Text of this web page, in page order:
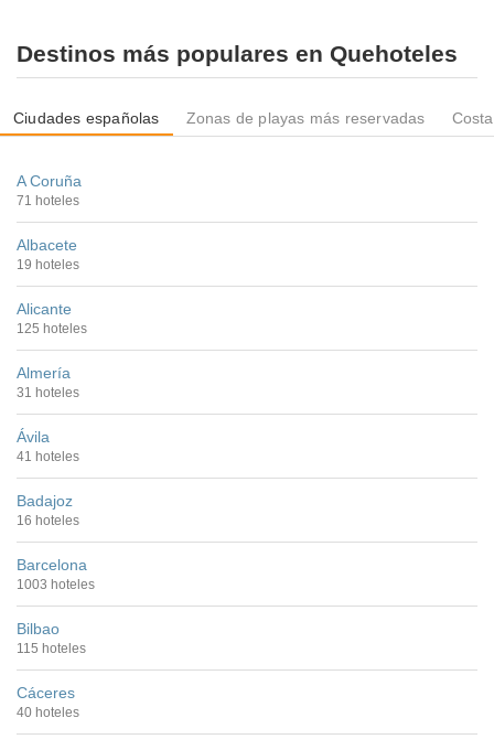
Destinos más populares en Quehoteles
Ciudades españolas Zonas de playas más reservadas
A Coruña
71 hoteles
Albacete
19 hoteles
Alicante
125 hoteles
Almería
31 hoteles
Ávila
41 hoteles
Badajoz
16 hoteles
Barcelona
1003 hoteles
Bilbao
115 hoteles
Cáceres
40 hoteles